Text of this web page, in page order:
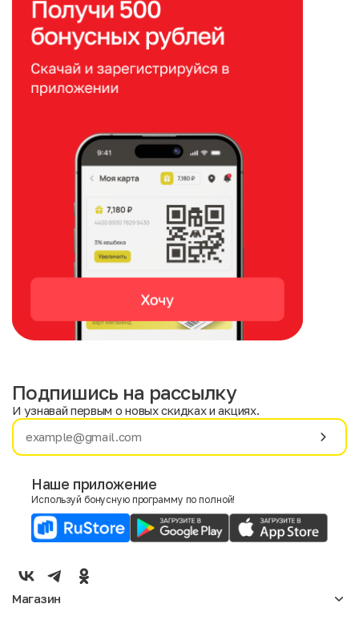
Имя
E-mail
Мужской
Подпишись на рассылку
И узнавай первым о новых скидках и акциях.
Наше приложение
Используй бонусную программу по полной!
Магазин